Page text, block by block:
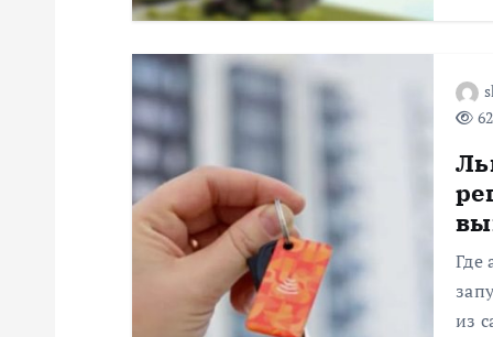
Где
из